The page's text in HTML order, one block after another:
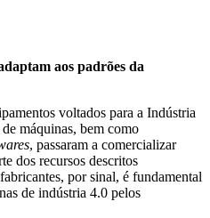
aos padrões da
voltados para a Indústria
máquinas, bem como
, passaram a comercializar
dos recursos descritos
por sinal, é fundamental
de indústria 4.0 pelos